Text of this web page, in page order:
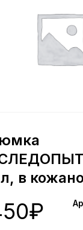
в
шт.) (9877)
₽